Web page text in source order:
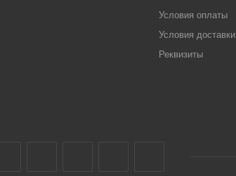
Условия оплаты
Условия доставки
Реквизиты